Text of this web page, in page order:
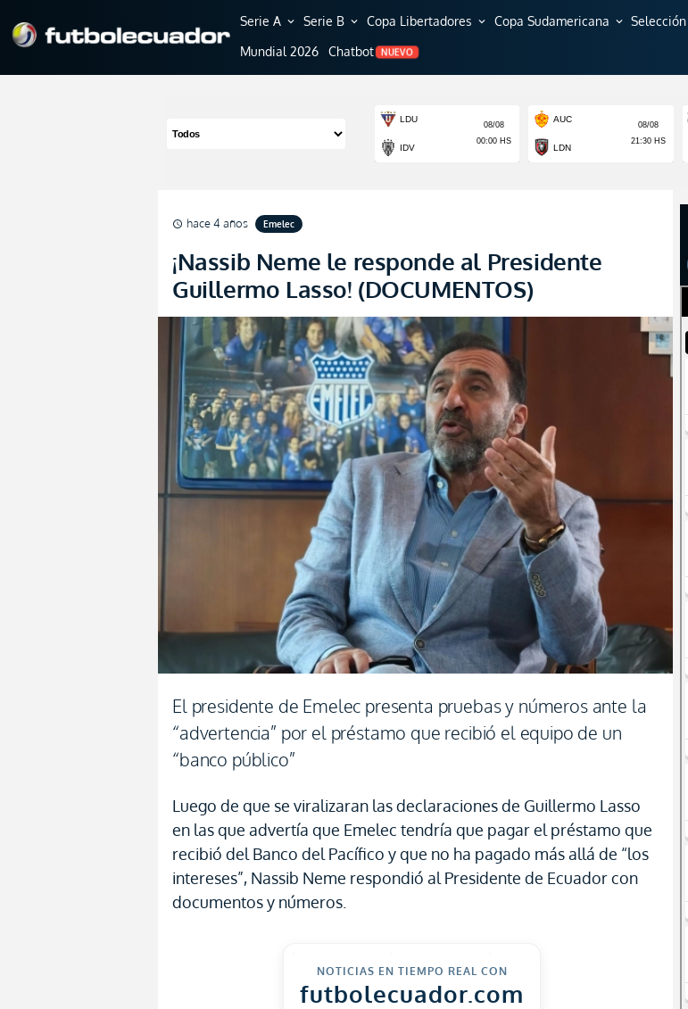
Serie A expand_more Serie B expand_more Copa Libertadores expand_more Copa Sudamericana expand_more Selección
Mundial 2026 Chatbot NUEVO
schedule hace 4 años Emelec
¡Nassib Neme le responde al Presidente
Guillermo Lasso! (DOCUMENTOS)
El presidente de Emelec presenta pruebas y números ante la
“advertencia” por el préstamo que recibió el equipo de un
“banco público”
Luego de que se viralizaran las declaraciones de Guillermo Lasso
en las que advertía que Emelec tendría que pagar el préstamo que
recibió del Banco del Pacífico y que no ha pagado más allá de “los
intereses”, Nassib Neme respondió al Presidente de Ecuador con
documentos y números.
NOTICIAS EN TIEMPO REAL CON
futbolecuador.com